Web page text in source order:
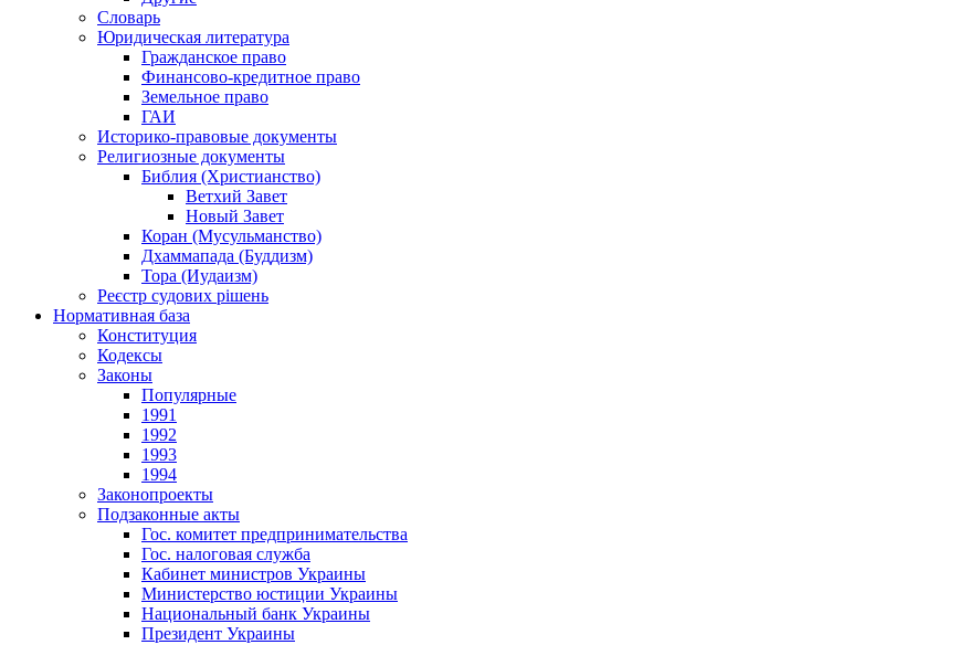
Словарь
Юридическая литература
Гражданское право
Финансово-кредитное право
Земельное право
ГАИ
Историко-правовые документы
Религиозные документы
Библия (Христианство)
Ветхий Завет
Новый Завет
Коран (Мусульманство)
Дхаммапада (Буддизм)
Тора (Иудаизм)
Реєстр судових рішень
Нормативная база
Конституция
Кодексы
Законы
Популярные
1991
1992
1993
1994
Законопроекты
Подзаконные акты
Гос. комитет предпринимательства
Гос. налоговая служба
Кабинет министров Украины
Министерство юстиции Украины
Национальный банк Украины
Президент Украины